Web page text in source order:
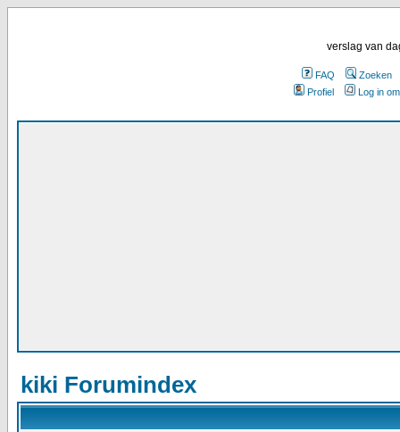
verslag van
FAQ
Zoeken
Profiel
Log in
kiki Forumindex